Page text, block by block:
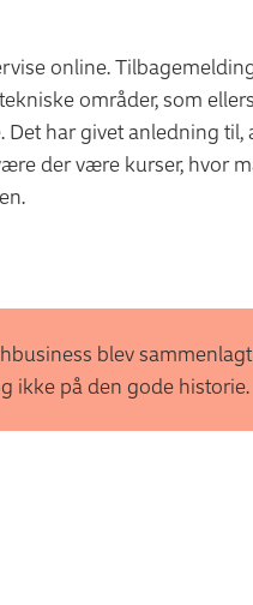
online.
områder, som
har givet anledning til,
der være kurser, hvor
blev
ikke på den gode historie.